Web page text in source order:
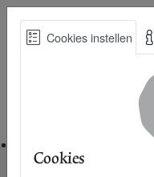
Skip
Best Practices voor een
Cookies instellen
Cookies